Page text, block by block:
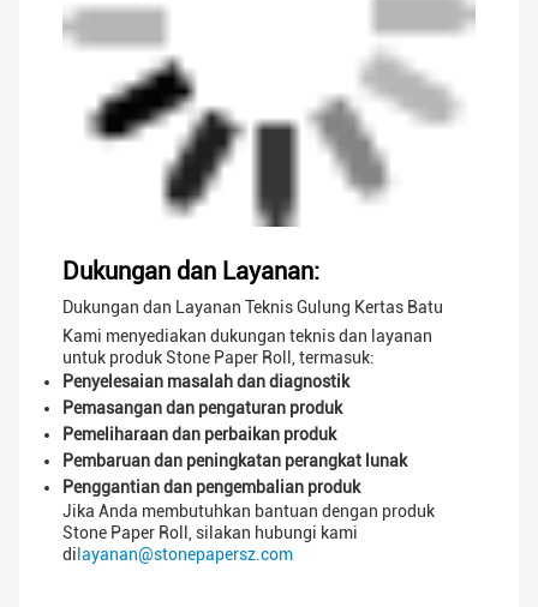
Dukungan dan Layanan:
Dukungan dan Layanan Teknis Gulung Kertas Batu
Kami menyediakan dukungan teknis dan layanan
untuk produk Stone Paper Roll, termasuk:
Penyelesaian masalah dan diagnostik
Pemasangan dan pengaturan produk
Pemeliharaan dan perbaikan produk
Pembaruan dan peningkatan perangkat lunak
Penggantian dan pengembalian produk
Jika Anda membutuhkan bantuan dengan produk
Stone Paper Roll, silakan hubungi kami
di layanan@stonepapersz.com